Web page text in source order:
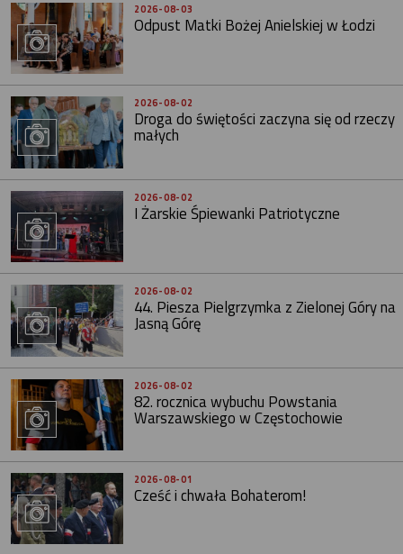
2026-08-03
Odpust Matki Bożej Anielskiej w Łodzi
2026-08-02
Droga do świętości zaczyna się od rzeczy
małych
2026-08-02
I Żarskie Śpiewanki Patriotyczne
2026-08-02
44. Piesza Pielgrzymka z Zielonej Góry na
Jasną Górę
2026-08-02
82. rocznica wybuchu Powstania
Warszawskiego w Częstochowie
2026-08-01
Cześć i chwała Bohaterom!